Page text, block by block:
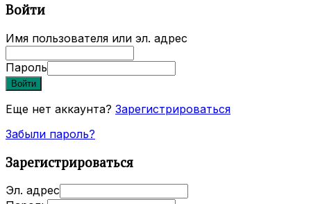
Войти
Имя пользователя или эл. адрес
Пароль
Войти
Еще нет аккаунта? Зарегистрироваться
Забыли пароль?
Зарегистрироваться
Эл. адрес